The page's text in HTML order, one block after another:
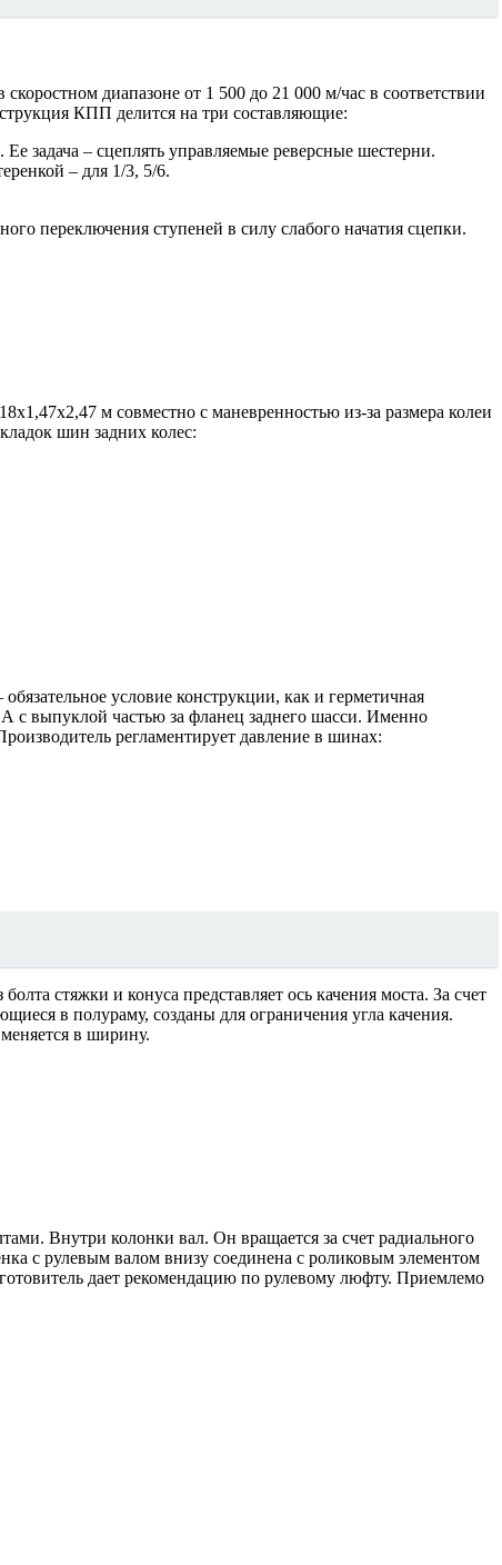
диапазоне от 1 500 до 21 000 м/час в соответствии
КПП делится на три составляющие:
задача – сцеплять управляемые реверсные шестерни.
– для 1/3, 5/6.
переключения ступеней в силу слабого начатия сцепки.
м совместно с маневренностью из-за размера колеи
шин задних колес:
условие конструкции, как и герметичная
с выпуклой частью за фланец заднего шасси. Именно
регламентирует давление в шинах:
стяжки и конуса представляет ось качения моста. За счет
в полураму, созданы для ограничения угла качения.
в ширину.
Внутри колонки вал. Он вращается за счет радиального
с рулевым валом внизу соединена с роликовым элементом
дает рекомендацию по рулевому люфту. Приемлемо